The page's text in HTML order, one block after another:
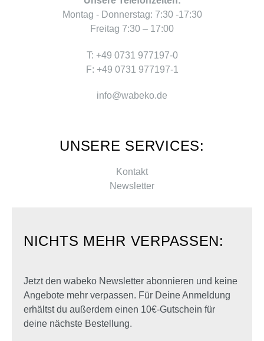
Montag - Donnerstag: 7:30 -17:30
Freitag 7:30 – 17:00
T: +49 0731 977197-0
F: +49 0731 977197-1
info@wabeko.de
UNSERE SERVICES:
Kontakt
Newsletter
NICHTS MEHR VERPASSEN:
Jetzt den wabeko Newsletter abonnieren und keine
Angebote mehr verpassen. Für Deine Anmeldung
erhältst du außerdem einen 10€-Gutschein für
deine nächste Bestellung.